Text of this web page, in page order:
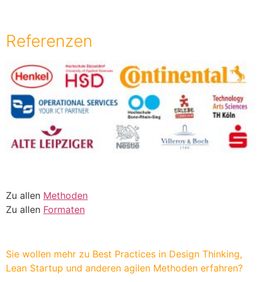
Referenzen
Zu allen Methoden
Zu allen Formaten
Sie wollen mehr zu Best Practices in Design Thinking,
Lean Startup und anderen agilen Methoden erfahren?